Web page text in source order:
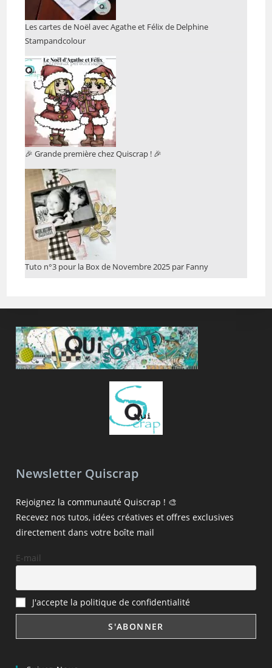
Les cartes de Noël avec Agathe et Félix de Delphine
Stampandcolour
🎉 Grande première chez Quiscrap ! 🎉
Tuto n°3 pour la Box de Novembre 2025 par Fanny
Newsletter Quiscrap
Rejoignez la communauté Quiscrap ! 🎨
Recevez nos tutos, idées créatives et offres exclusives
directement dans votre boîte mail
E-mail
J'accepte la politique de confidentialité